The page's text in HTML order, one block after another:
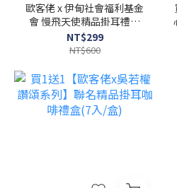
歐客佬 x 伊甸社會福利基金
會 慢飛天使精品掛耳禮盒
(10包/盒)附提繩
NT$299
NT$600